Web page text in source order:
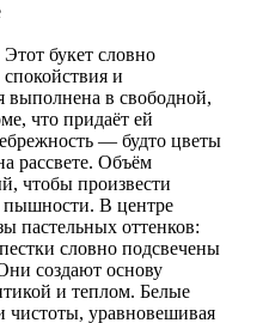
букет словно
и
выполнена в свободной,
что придаёт ей
— будто цветы
рассвете. Объём
чтобы произвести
пышности. В центре
пастельных оттенков:
словно подсвечены
создают основу
и теплом. Белые
чистоты, уравновешивая